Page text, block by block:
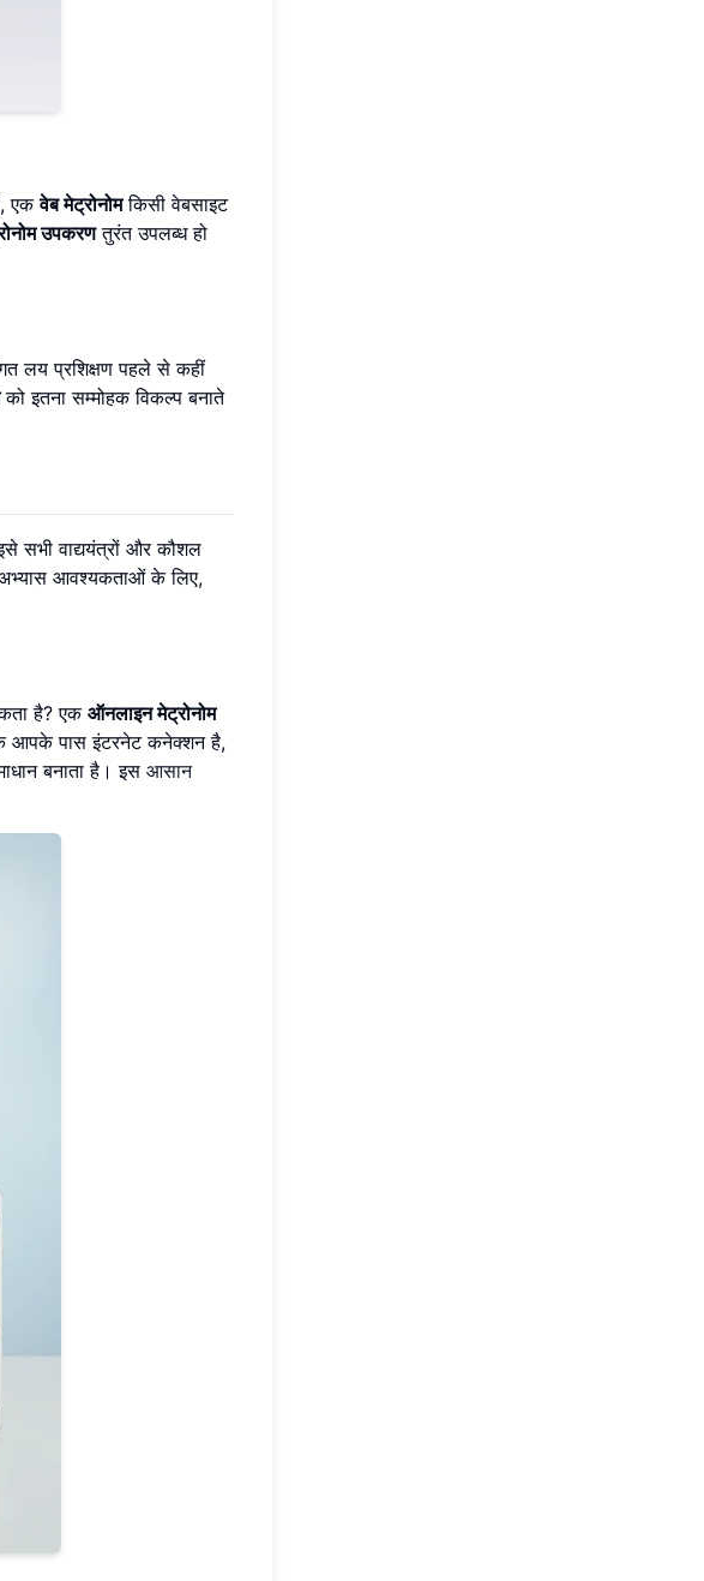
एकवेब मेट्रोनोमकिसी वेबसाइट
उपकरणतुरंत उपलब्ध हो
लय प्रशिक्षण पहले से कहीं
को इतना सम्मोहक विकल्प बनाते
सभी वाद्ययंत्रों और कौशल
आवश्यकताओं के लिए,
है? एक ऑनलाइन मेट्रोनोम
आपके पास इंटरनेट कनेक्शन है,
बनाता है। इस आसान